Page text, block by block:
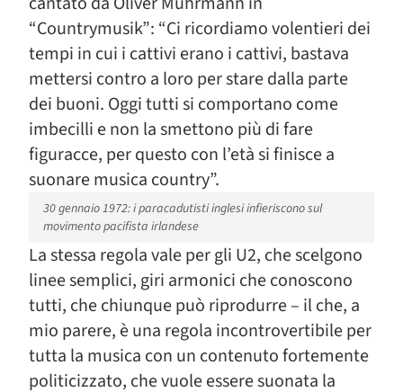
“Countrymusik”: “Ci ricordiamo volentieri dei
tempi in cui i cattivi erano i cattivi, bastava
mettersi contro a loro per stare dalla parte
dei buoni. Oggi tutti si comportano come
imbecilli e non la smettono più di fare
figuracce, per questo con l’età si finisce a
suonare musica country”.
30 gennaio 1972: i paracadutisti inglesi infieriscono sul
movimento pacifista irlandese
La stessa regola vale per gli U2, che scelgono
linee semplici, giri armonici che conoscono
tutti, che chiunque può riprodurre – il che, a
mio parere, è una regola incontrovertibile per
tutta la musica con un contenuto fortemente
politicizzato, che vuole essere suonata la